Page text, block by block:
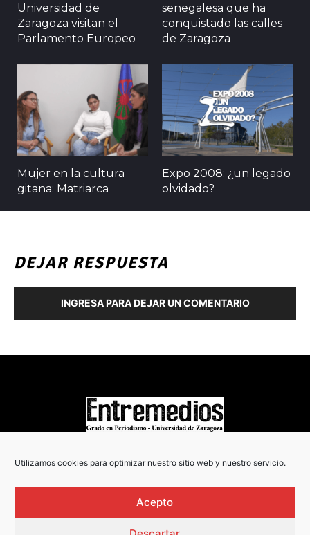
Utilizamos cookies para optimizar nuestro sitio web y nuestro servicio.
Acepto
Universidad de
Zaragoza visitan el
Parlamento Europeo
senegalesa que ha
conquistado las calles
de Zaragoza
Mujer en la cultura
gitana: Matriarca
Expo 2008: ¿un legado
olvidado?
DEJAR RESPUESTA
INGRESA PARA DEJAR UN COMENTARIO